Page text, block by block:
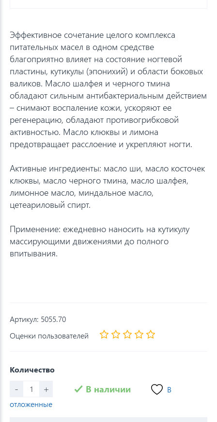
Эффективное сочетание целого комплекса
питательных масел в одном средстве
благоприятно влияет на состояние ногтевой
пластины, кутикулы (эпонихий) и области боковых
валиков. Масло шалфея и черного тмина
обладают сильным антибактериальным действием
– снимают воспаление кожи, ускоряют ее
регенерацию, обладают противогрибковой
активностью. Масло клюквы и лимона
предотвращает расслоение и укрепляют ногти.
Активные ингредиенты: масло ши, масло косточек
клюквы, масло черного тмина, масло шалфея,
лимонное масло, миндальное масло,
цетеариловый спирт.
Применение: ежедневно наносить на кутикулу
массирующими движениями до полного
впитывания.
Артикул: 5055.70
Оценки пользователей
Количество
- + В наличии
В
отложенные